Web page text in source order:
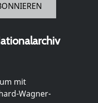
mit
Wagner-